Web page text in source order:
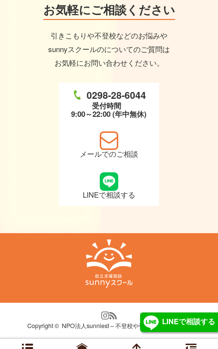
お気軽にご相談ください
引きこもりや不登校などのお悩みや
sunnyスクールのについてのご質問は
お気軽にお問い合わせください。
0298-28-6044
受付時間
9:00～22:00 (年中無休)
メールでのご相談
LINEで相談する
Copyright © NPO法人sunniest – 不登校や引きこもり自立支援
LINEで相談する